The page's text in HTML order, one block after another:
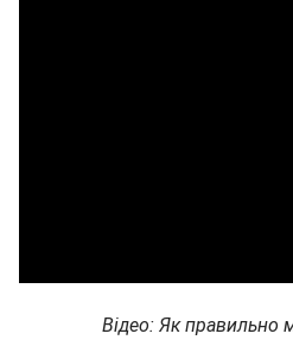
Відео: Як правильно